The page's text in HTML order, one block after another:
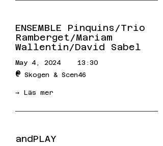
ENSEMBLE Pinquins/Trio
Ramberget/Mariam
Wallentin/David Sabel
May 4, 2024 13:30
@ Skogen & Scen46
→ Läs mer
andPLAY